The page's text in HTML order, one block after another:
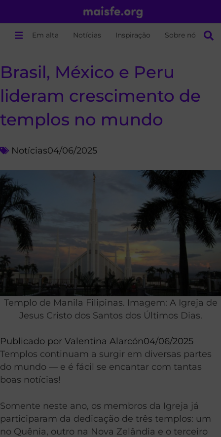
Em alta Notícias Inspiração Sobre nós
Brasil, México e Peru
lideram crescimento de
templos no mundo
Notícias04/06/2025
Templo de Manila Filipinas. Imagem: A Igreja de
Jesus Cristo dos Santos dos Últimos Dias.
Publicado por Valentina Alarcón04/06/2025
Templos continuam a surgir em diversas partes
do mundo — e é fácil se encantar com tantas
boas notícias!
Somente neste ano, os membros da Igreja já
participaram da dedicação de três templos: um
no Quênia, outro na Nova Zelândia e o terceiro